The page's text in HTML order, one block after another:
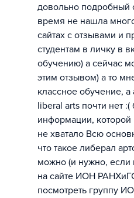
довольно подробный
время не нашла
сайтах с отзывами и
студентам в личку в
обучению) а сейчас
этим отзывом) а то
классное обучение,
liberal arts почти нет :(
информации, которой
не хватало Всю
что такое либерал
можно (и нужно, если
на сайте ИОН
посмотреть группу